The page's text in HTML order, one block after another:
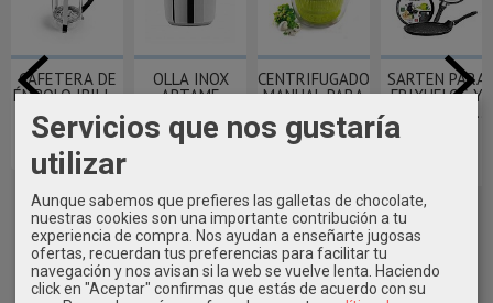
CAFETERA DE
ÉMBOLO IBILI ~
17,75 €
OLLA INOX
ARTAME
IMPACTO
CENTRIFUGADORA
MANUAL PARA
ENSALADAS...
21,45 €
SARTEN PARA
FRIXUELOS Y
CREPES IBILI...
Servicios que nos gustaría
utilizar
Aunque sabemos que prefieres las galletas de chocolate,
nuestras cookies son una importante contribución a tu
experiencia de compra. Nos ayudan a enseñarte jugosas
ofertas, recuerdan tus preferencias para facilitar tu
navegación y nos avisan si la web se vuelve lenta. Haciendo
click en "Aceptar" confirmas que estás de acuerdo con su